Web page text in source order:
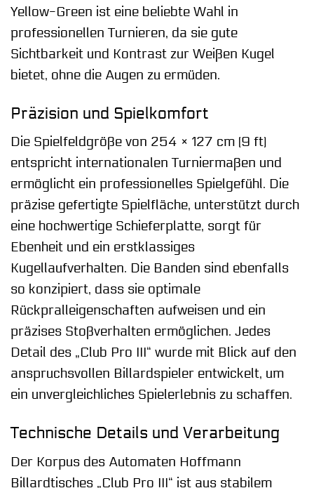
Yellow-Green ist eine beliebte Wahl in
professionellen Turnieren, da sie gute
Sichtbarkeit und Kontrast zur Weißen Kugel
bietet, ohne die Augen zu ermüden.
Präzision und Spielkomfort
Die Spielfeldgröße von 254 × 127 cm (9 ft)
entspricht internationalen Turniermaßen und
ermöglicht ein professionelles Spielgefühl. Die
präzise gefertigte Spielfläche, unterstützt durch
eine hochwertige Schieferplatte, sorgt für
Ebenheit und ein erstklassiges
Kugellaufverhalten. Die Banden sind ebenfalls
so konzipiert, dass sie optimale
Rückpralleigenschaften aufweisen und ein
präzises Stoßverhalten ermöglichen. Jedes
Detail des „Club Pro III“ wurde mit Blick auf den
anspruchsvollen Billardspieler entwickelt, um
ein unvergleichliches Spielerlebnis zu schaffen.
Technische Details und Verarbeitung
Der Korpus des Automaten Hoffmann
Billardtisches „Club Pro III“ ist aus stabilem